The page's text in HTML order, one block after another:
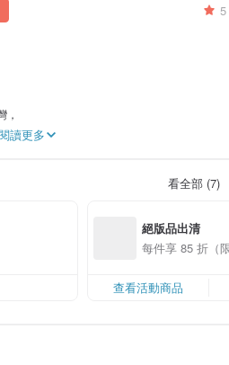
5
，
，不該讓周遭的毒物因子影響生活品質，
，獨家開發一系列無毒環保的寵物友善家
，
讀更多
看全部 (7)
絕版品出清
每件享 85 折（
查看活動商品